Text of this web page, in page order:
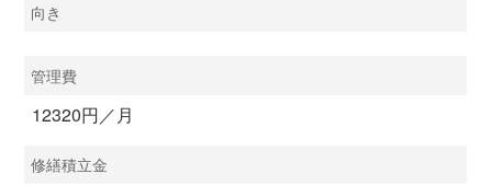
向き
管理費
12320円／月
修繕積立金